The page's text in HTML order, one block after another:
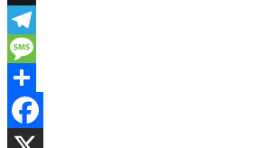
X
Telegram
Message
Share